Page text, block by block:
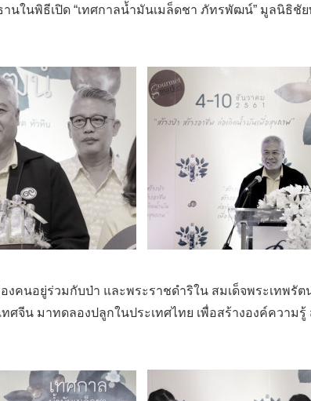
นในพิธีเปิด “เทศกาลน้ำมันเมล็ดชา ภัทรพัฒน์” มูลนิธิ
คนอยู่ร่วมกับป่า และพระราชดำริใน สมเด็จพระเทพรั
น มาทดลองปลูกในประเทศไทย เพื่อสร้างองค์ความรู้